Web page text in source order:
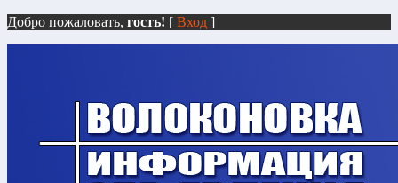
Добро пожаловать, гость! [ Вход ]